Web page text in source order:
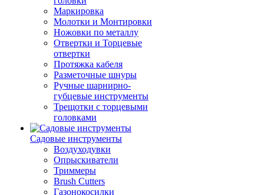
Маркировка
Молотки и Монтировки
Ножовки по металлу
Отвертки и Торцевые
отвертки
Протяжка кабеля
Разметочные шнуры
Ручные шарнирно-
губцевые инструменты
Трещотки с торцевыми
головками
Садовые инструменты
Воздуходувки
Опрыскиватели
Триммеры
Brush Cutters
Газонокосилки